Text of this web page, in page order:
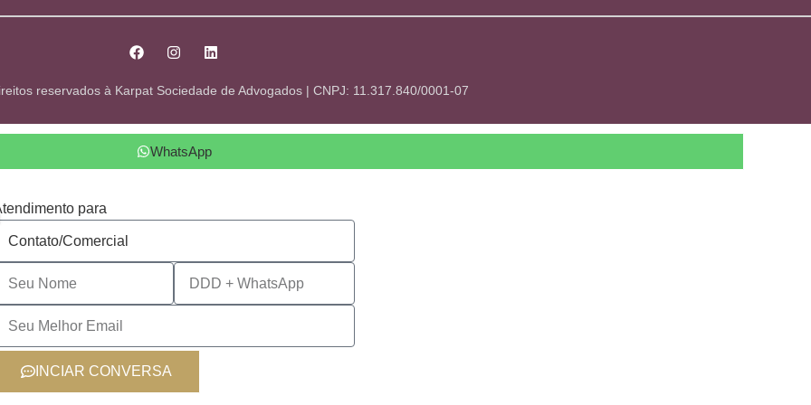
reservados à Karpat Sociedade de Advogados | CNPJ: 11.317.840/0001-07
WhatsApp
para
INCIAR CONVERSA